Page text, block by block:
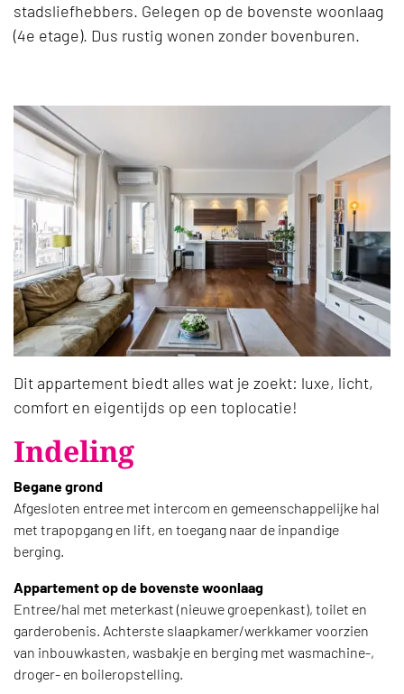
stadsliefhebbers. Gelegen op de bovenste woonlaag
(4e etage). Dus rustig wonen zonder bovenburen.
Dit appartement biedt alles wat je zoekt: luxe, licht,
comfort en eigentijds op een toplocatie!
Indeling
Begane grond
Afgesloten entree met intercom en gemeenschappelijke hal
met trapopgang en lift, en toegang naar de inpandige
berging.
Appartement op de bovenste woonlaag
Entree/hal met meterkast (nieuwe groepenkast), toilet en
garderobenis. Achterste slaapkamer/werkkamer voorzien
van inbouwkasten, wasbakje en berging met wasmachine-,
droger- en boileropstelling.